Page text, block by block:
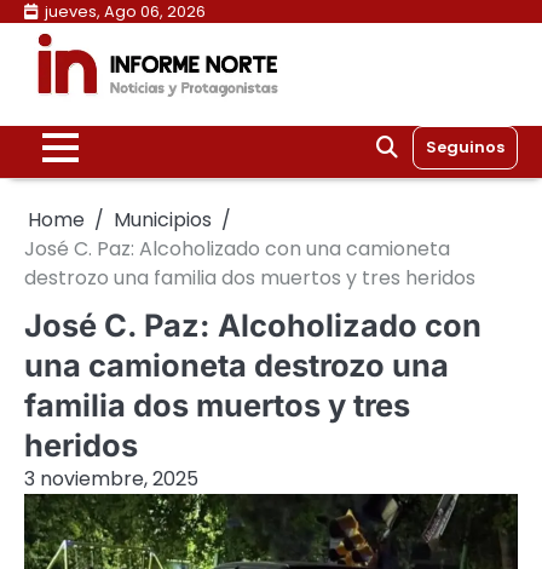
Skip
content
jueves, Ago 06, 2026
Seguinos
Home
Municipios
José C. Paz: Alcoholizado con una camioneta
destrozo una familia dos muertos y tres heridos
José C. Paz: Alcoholizado con
una camioneta destrozo una
familia dos muertos y tres
heridos
3 noviembre, 2025